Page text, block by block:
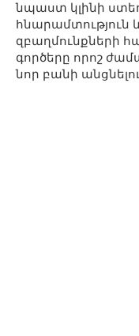
նպաստ կլինի
հնարամտություն
զբաղմունքների
գործերը որոշ
նոր բանի